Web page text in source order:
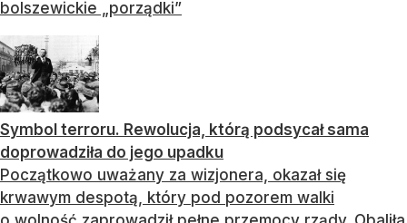
bolszewickie „porządki”
Symbol terroru. Rewolucja, którą podsycał sama
doprowadziła do jego upadku
Początkowo uważany za wizjonera, okazał się
krwawym despotą, który pod pozorem walki